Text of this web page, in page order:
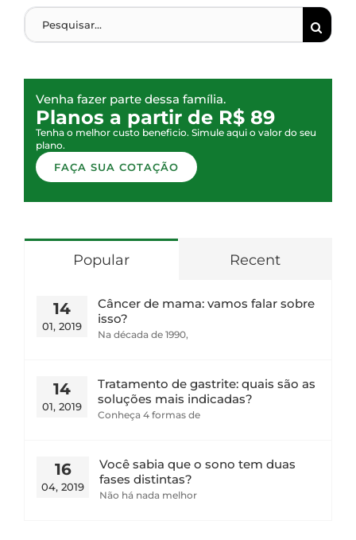
Venha fazer parte dessa família.
Planos a partir de R$ 89
Tenha o melhor custo beneficio. Simule aqui o valor do seu
plano.
FAÇA SUA COTAÇÃO
Popular Recent
14
01, 2019
Câncer de mama: vamos falar sobre
isso?
Na década de 1990,
14
01, 2019
Tratamento de gastrite: quais são as
soluções mais indicadas?
Conheça 4 formas de
16
04, 2019
Você sabia que o sono tem duas
fases distintas?
Não há nada melhor